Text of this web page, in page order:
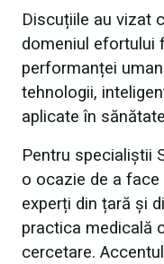
Discuțiile au vizat
domeniul efortului
performanței
tehnologii,
aplicate în
Pentru specialiștii
o ocazie de a
experți din țară și
practica medicală
cercetare.